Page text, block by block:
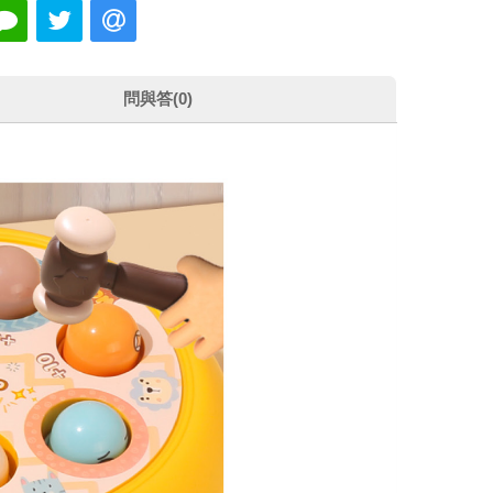
問與答(0)